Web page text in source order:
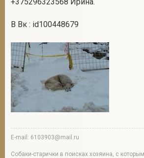
В Вк : id100448679
E-mail: 6103903@mail.ru
Собаки-старички в поисках хозяина, с